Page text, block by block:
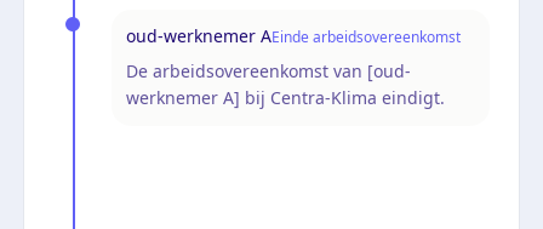
oud-werknemer AEinde arbeidsovereenkomst
De arbeidsovereenkomst van [oud-
werknemer A] bij Centra-Klima eindigt.